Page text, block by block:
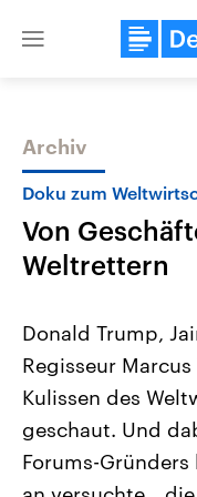
Close
Themen
Landtagswahl
2026
Alle Informationen
Sachsen-Anhalt wählt
September 2026 einen
Landtag. Seit 2021
Bundesland von einer
Archiv
Doku zum
Von
Weltrettern
Donald Trump,
Regisseur
Kulissen des
geschaut. Und
Forums-